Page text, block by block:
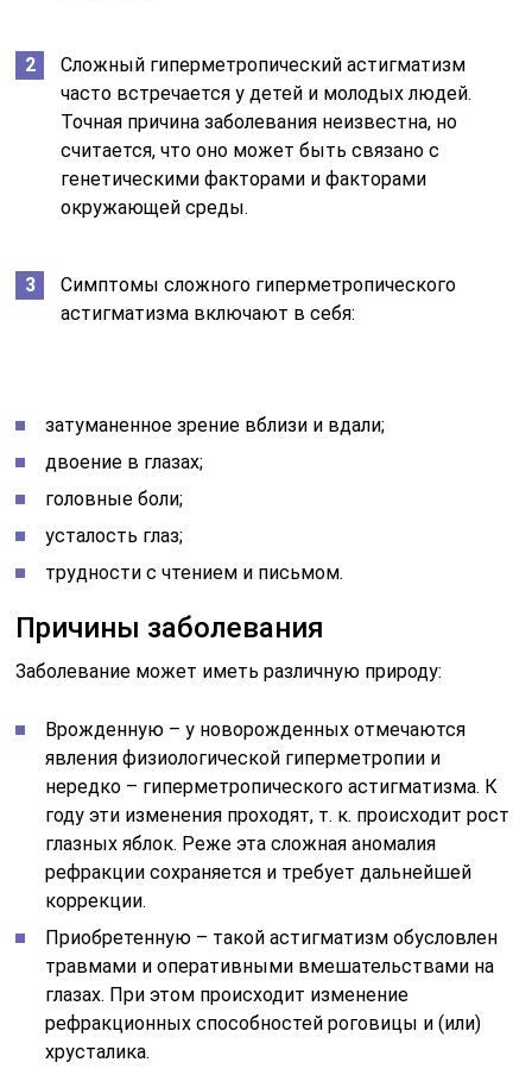
Сложный гиперметропический астигматизм
часто встречается у детей и молодых людей.
Точная причина заболевания неизвестна, но
считается, что оно может быть связано с
генетическими факторами и факторами
окружающей среды.
Симптомы сложного гиперметропического
астигматизма включают в себя:
затуманенное зрение вблизи и вдали;
двоение в глазах;
головные боли;
усталость глаз;
трудности с чтением и письмом.
Причины заболевания
Заболевание может иметь различную природу:
Врожденную – у новорожденных отмечаются
явления физиологической гиперметропии и
нередко – гиперметропического астигматизма. К
году эти изменения проходят, т. к. происходит рост
глазных яблок. Реже эта сложная аномалия
рефракции сохраняется и требует дальнейшей
коррекции.
Приобретенную – такой астигматизм обусловлен
травмами и оперативными вмешательствами на
глазах. При этом происходит изменение
рефракционных способностей роговицы и (или)
хрусталика.